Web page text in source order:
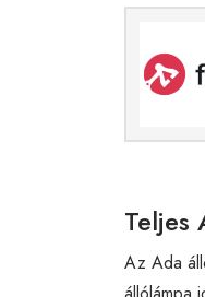
Teljes
Az Ada